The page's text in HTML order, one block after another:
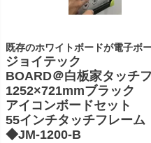
既存のホワイトボードが電子ボ
ジョイテック
BOARD＠白板家タッチ
1252×721mmブラック
アイコンボードセット
55インチタッチフレーム
◆JM-1200-B